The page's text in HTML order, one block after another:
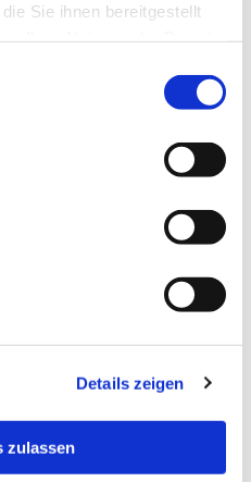
Sie ihnen bereitgestellt
Details zeigen
zulassen
Sie auch